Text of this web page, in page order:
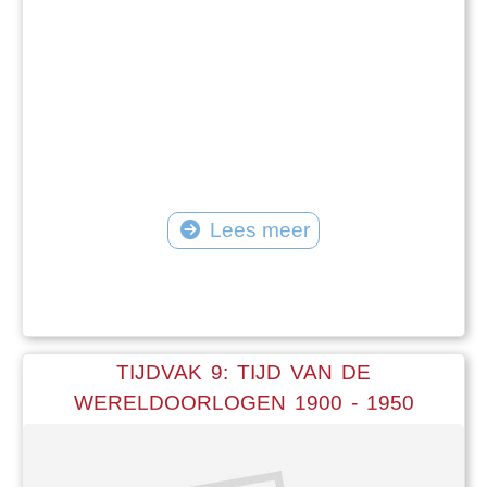
Lees meer
TIJDVAK 9: TIJD VAN DE
WERELDOORLOGEN 1900 - 1950